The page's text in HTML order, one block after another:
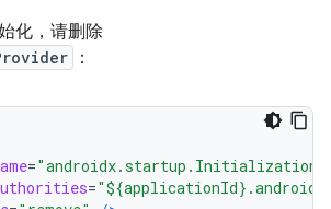
化，请删除
：
=
=